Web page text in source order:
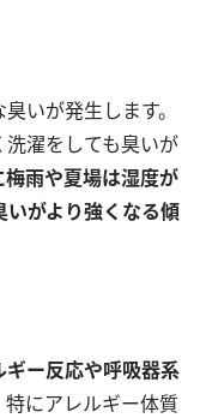
いが発生します。
濯をしても臭いが
梅雨や夏場は湿度が
がより強くなる傾
ー反応や呼吸器系
特にアレルギー体質